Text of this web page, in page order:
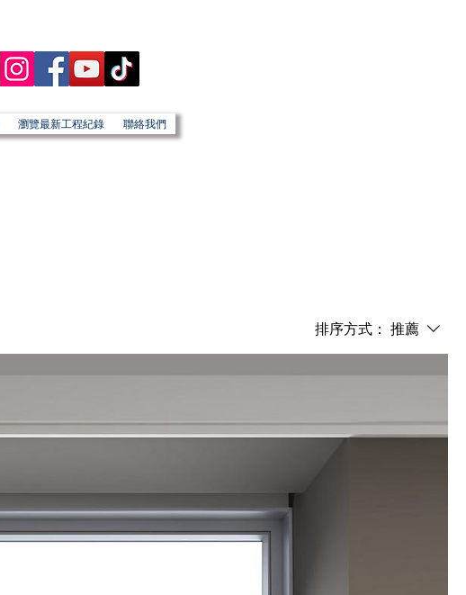
瀏覽最新工程紀錄 聯絡我們
排序方式： 推薦